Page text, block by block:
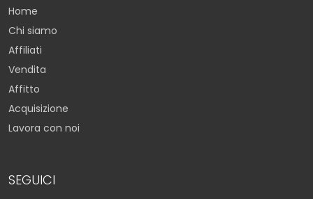
Home
Chi siamo
Affiliati
Vendita
Affitto
Acquisizione
Lavora con noi
SEGUICI